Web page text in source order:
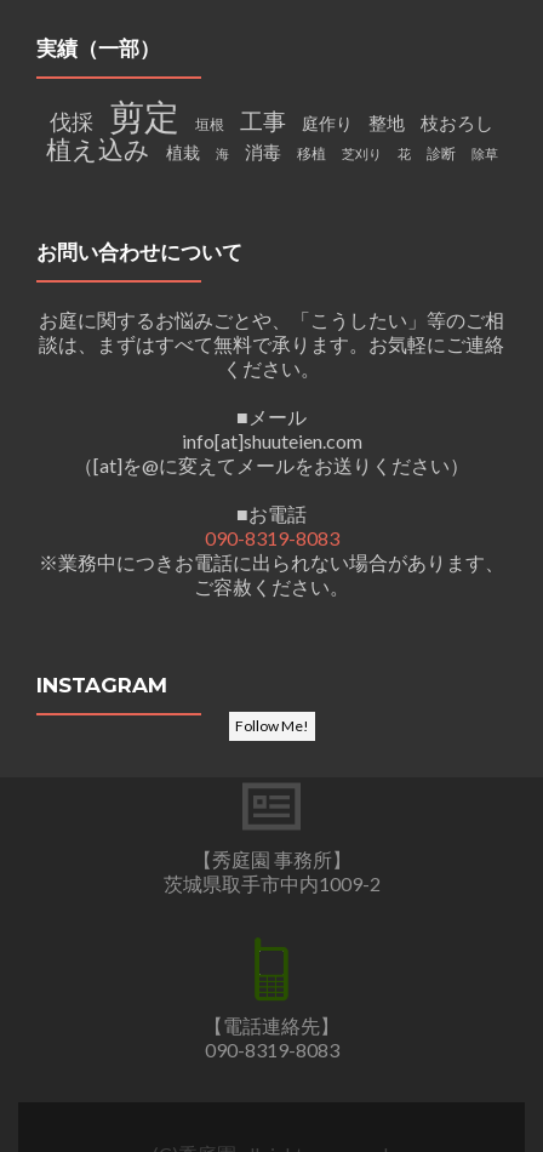
実績（一部）
伐採 剪定 垣根 工事 庭作り 整地 枝おろし
植え込み 植栽 海 消毒 移植 芝刈り 花 診断 除草
お問い合わせについて
お庭に関するお悩みごとや、「こうしたい」等のご相
談は、まずはすべて無料で承ります。お気軽にご連絡
ください。
■メール
info[at]shuuteien.com
（[at]を@に変えてメールをお送りください）
■お電話
090-8319-8083
※業務中につきお電話に出られない場合があります、
ご容赦ください。
INSTAGRAM
Follow Me!
【秀庭園 事務所】
茨城県取手市中内1009-2
【電話連絡先】
090-8319-8083